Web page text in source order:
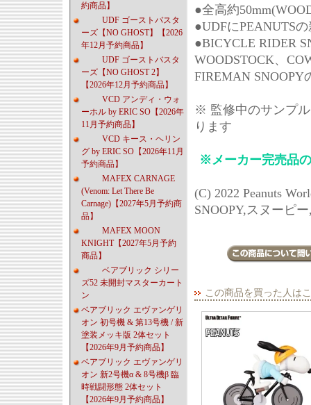
約商品】
UDF ゴーストバスタ
ーズ【NO GHOST】【2026
年12月予約商品】
UDF ゴーストバスタ
ーズ【NO GHOST 2】
【2026年12月予約商品】
VCD アンディ・ウォ
ーホル by ERIC SO【2026年
11月予約商品】
VCD キース・ヘリン
グ by ERIC SO【2026年11月
予約商品】
MAFEX CARNAGE
(Venom: Let There Be
Carnage)【2027年5月予約商
品】
MAFEX MOON
KNIGHT【2027年5月予約
商品】
ベアブリック シリー
ズ52 未開封マスターカート
ン
ベアブリック エヴァンゲリ
オン 初号機 & 第13号機 / 新
塗装メッキ版 2体セット
【2026年9月予約商品】
ベアブリック エヴァンゲリ
オン 新2号機α & 8号機β 臨
時戦闘形態 2体セット
【2026年9月予約商品】
●全高約
●UDFにPEANUTS
●BICYCLE RIDER
WOODSTOCK、
FIREMAN SNOOPY
※ 監修中のサンプ
ります
※メーカー完売品
(C) 2022 Peanuts
SNOOPY,スヌーピ
この商品を買った人は